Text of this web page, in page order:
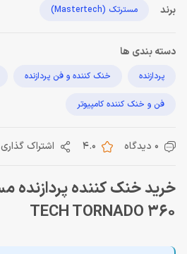
برند مسترتک (Mastertech)
دسته بندی ها
پردازنده خنک کننده و فن پردازنده
فن و خنک کننده کامپیوتر
0 دیدگاه 4.0 اشتراک گذاری
TECH TORNADO 360